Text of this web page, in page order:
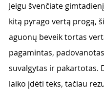
Jeigu švenčiate
kitą pyrago vertą progą,
aguonų beveik tortas
pagamintas,
suvalgytas ir pakartotas.
laiko įdėti teks, tačiau